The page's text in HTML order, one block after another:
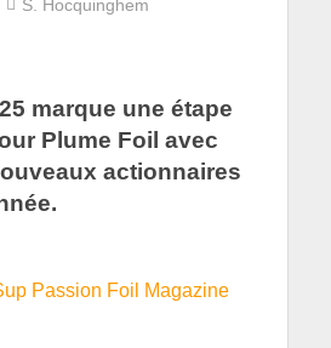
S. Hocquinghem
marque une étape
Plume Foil avec
actionnaires